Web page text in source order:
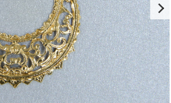
ングを続ける
を確認する
★
台
板
】 ブローチ台
パーツ】 銅板
ーツ】 アルミ板
～